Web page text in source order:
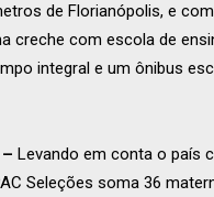
de Florianópolis, e
creche com escola de
integral e um ônibus
– Levando em conta o país
Seleções soma 36